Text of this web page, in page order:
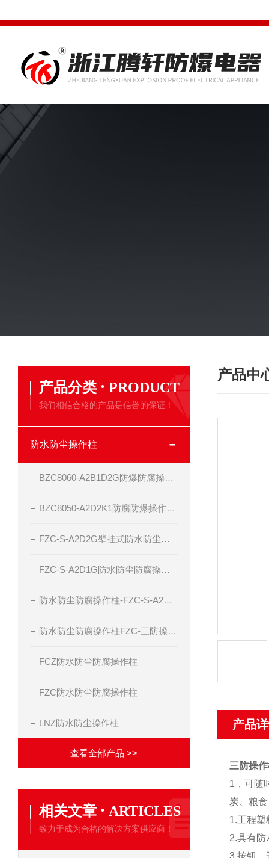
产品分类 · PRODUCT
我们相信合格的产品是信誉的保证！
防水防尘操作柱
BZC8060-A2B1D2G防爆防腐操作柱生产厂家
BZC8050-A2D2K1防腐防爆操作柱-现场防爆操作箱
FZC-S-A2D2G壁挂式防水防尘防腐工程塑料操作柱
FZC-S-A2D1G防水防尘防腐操作柱三防操作柱
防水防尘防腐操作柱-FZC-S-A2D2G防水防尘防腐操作箱
防水防尘防腐操作柱FZC-三防操作箱-三防控制箱
FCZ防水防尘防腐操作柱
FZC防水防尘防腐操作柱
LNZ防水防尘操作柱
查看全部产品 >>
相关文章 · ARTICLES
致力于成为合格的解决方案供应商！
产品中
产品
三防操
1，可随
炭、粮
1.工程
2.具有
3.按钮、